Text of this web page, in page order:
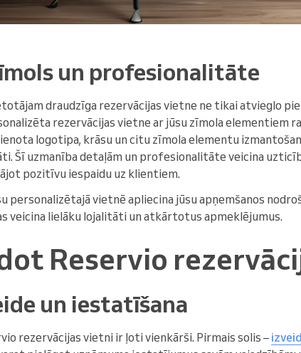
un profesionalitāte
draudzīga rezervācijas vietne ne tikai atvieglo
rezervācijas vietne ar jūsu zīmola elementiem
logotipa, krāsu un citu zīmola elementu
Šī uzmanība detaļām un profesionalitāte veicina
pozitīvu iespaidu uz klientiem.
personalizētajā vietnē apliecina jūsu apņemšanos
veicina lielāku lojalitāti un atkārtotus apmeklējumus.
Reservio
un iestatīšana
rezervācijas vietni ir ļoti vienkārši. Pirmais solis –